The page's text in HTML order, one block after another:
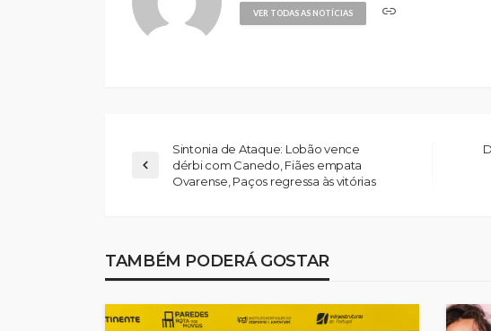
VER TODAS AS NOTÍCIAS
Sintonia de Ataque: Lobão vence
dérbi com Canedo, Fiães empata
Ovarense, Paços regressa às vitórias
TAMBÉM PODERÁ GOSTAR